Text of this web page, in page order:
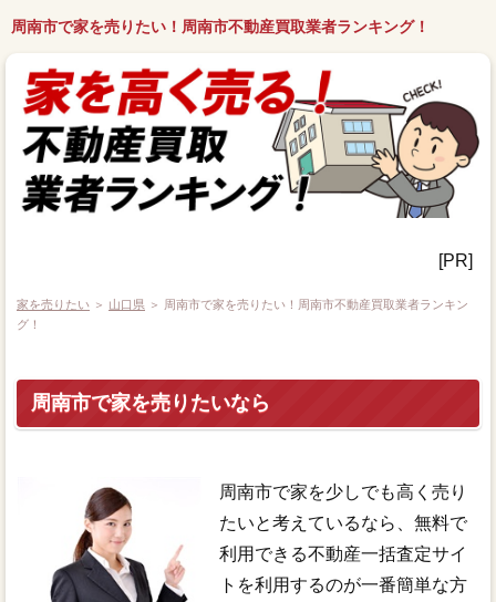
周南市で家を売りたい！周南市不動産買取業者ランキング！
[PR]
家を売りたい ＞ 山口県 ＞ 周南市で家を売りたい！周南市不動産買取業者ランキン
グ！
周南市で家を売りたいなら
周南市で家を少しでも高く売り
たいと考えているなら、無料で
利用できる不動産一括査定サイ
トを利用するのが一番簡単な方